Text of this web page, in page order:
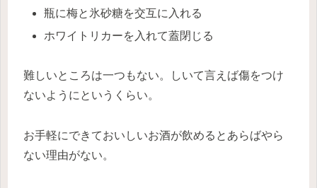
瓶に梅と氷砂糖を交互に入れる
ホワイトリカーを入れて蓋閉じる
難しいところは一つもない。しいて言えば傷をつけ
ないようにというくらい。
お手軽にできておいしいお酒が飲めるとあらばやら
ない理由がない。